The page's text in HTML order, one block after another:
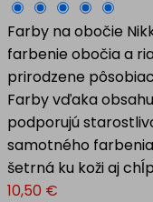
Farby na obočie
farbenie obočia a
prirodzene
Farby vďaka
podporujú
samotného
šetrná ku koži aj
10,50 €